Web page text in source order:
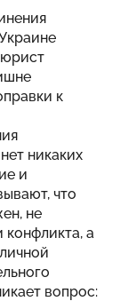
к
никаких
и
что
не
конфликта, а
вопрос: